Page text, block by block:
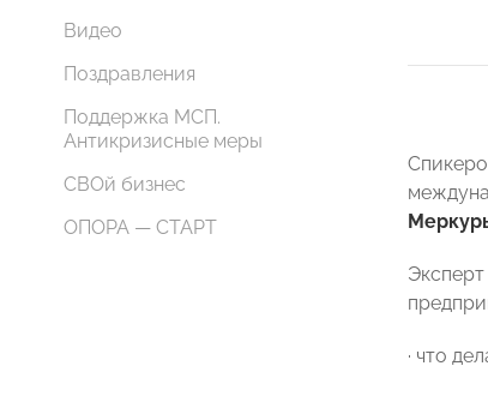
Видео
Поздравления
Поддержка МСП.
Антикризисные меры
СВОй бизнес
ОПОРА — СТАРТ
· что